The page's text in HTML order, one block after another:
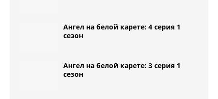
Ангел на белой карете: 4 серия 1
сезон
Ангел на белой карете: 3 серия 1
сезон